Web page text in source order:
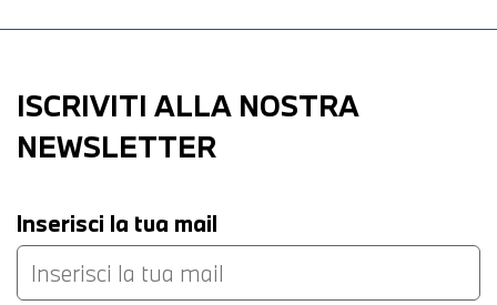
ISCRIVITI ALLA NOSTRA
NEWSLETTER
Inserisci la tua mail